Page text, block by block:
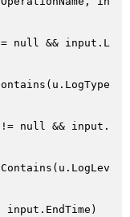
null && input.L
null && input.